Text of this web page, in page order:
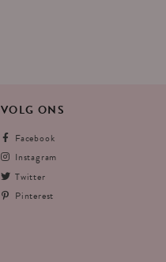
VOLG ONS
Facebook
Instagram
Twitter
Pinterest